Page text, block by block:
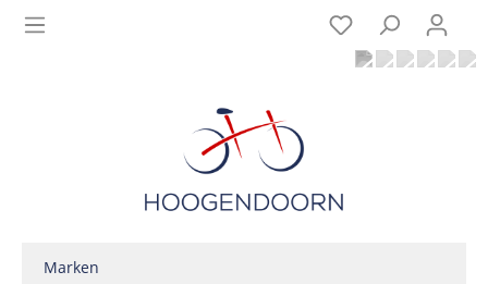
Marken